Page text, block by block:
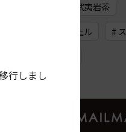
# 武夷岩茶
# 御幸町三条上ル #
行しまし